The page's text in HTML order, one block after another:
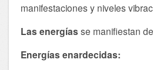
manifestaciones y niveles
Las energíasse manifiestan
Energías enardecidas: